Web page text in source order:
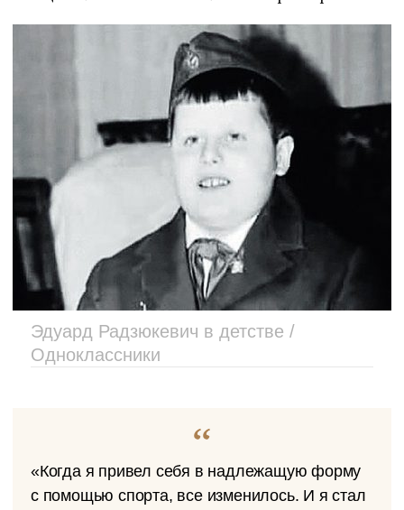
Эдуард Радзюкевич в детстве /
Одноклассники
«Когда я привел себя в надлежащую форму
с помощью спорта, все изменилось. И я стал